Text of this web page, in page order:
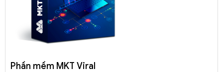
Phần mềm MKT Viral